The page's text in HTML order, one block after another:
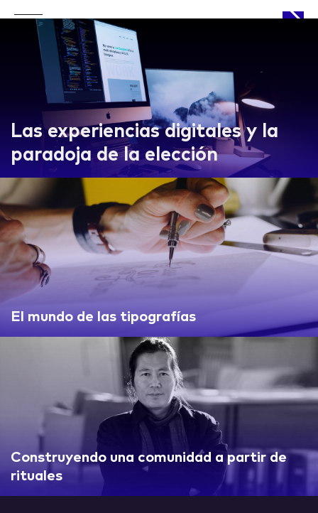
Las experiencias digitales y la
paradoja de la elección
El mundo de las tipografías
Construyendo una comunidad a partir de
rituales
APPROACH
WORKS
LIFE